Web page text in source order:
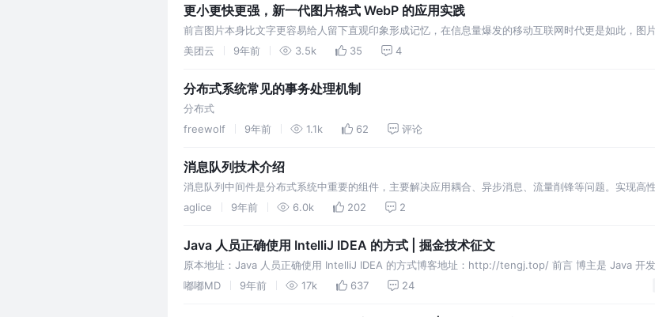
更小更快更强，新一代图片格式 WebP 的应用实践
前言图片本身比文字更容易给人留下直观印象形成记忆，在信息量爆发的移动互联网时代更是如此，图
对于图片质量的要求也就越来越高了。JPG、JPEG、PNG、GIF这些图片格式基本上已经达到了优化极
美团云 9年前 3.5k 35 4
分布式系统常见的事务处理机制
分布式
freewolf
9年前 1.1k 62 评论
消息队列技术介绍
消息队列中间件是分布式系统中重要的组件，主要解决应用耦合、异步消息、流量削锋等问题。实现高
分布式系统不可缺少的中间件。这篇文章主要介绍消息队列的一些技术和用法。
aglice 9年前 6.0k 202 2
Java 人员正确使用 IntelliJ IDEA 的方式 | 掘金技术征文
原本地址：Java 人员正确使用 IntelliJ IDEA 的方式博客地址：http://tengj.top/ 前言 博主是 Java 开
myeclipse 来开发的，说实话感觉 myeclipse 毫无美感可言，后来经过同事介绍，认识了 IDEA，一眼
嘟嘟MD 9年前 17k 637 24